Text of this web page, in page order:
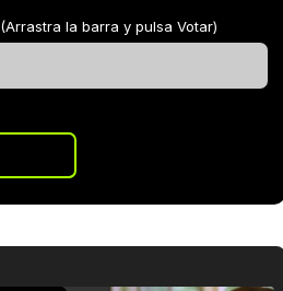
(Arrastra la barra y pulsa Votar)